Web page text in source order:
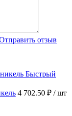
отзыв
Быстрый
4 702.50 ₽ / шт